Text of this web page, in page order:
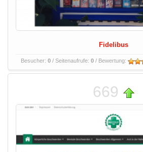
Fidelibus
Besucher: 0/ Seitenaufrufe: 0/ Bewertung:
669